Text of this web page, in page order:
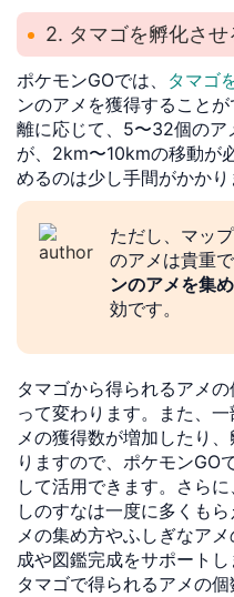
2. タマゴを孵化させ
ポケモンGOでは、 タマゴ
ンのアメを獲得すること
離に応じて、5〜32個のア
が、2km〜10kmの移動が
めるのは少し手間がかかり
ただし、マッ
のアメは貴重
ンのアメを集
効です。
タマゴから得られるアメ
って変わります。また、
メの獲得数が増加したり
りますので、ポケモンGO
して活用できます。さら
しのすなは一度に多くも
メの集め方やふしぎなア
成や図鑑完成をサポート
タマゴで得られるアメの個